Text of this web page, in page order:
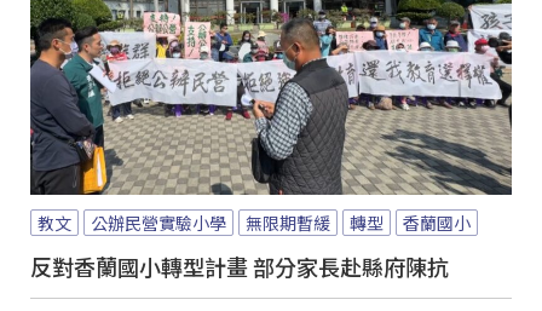
教文 公辦民營實驗小學 無限期暫緩 轉型 香蘭國小
反對香蘭國小轉型計畫 部分家長赴縣府陳抗